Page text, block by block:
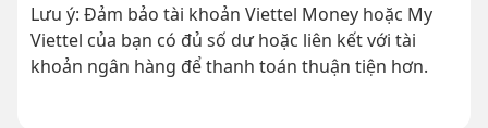
Lưu ý: Đảm bảo tài khoản Viettel Money hoặc My
Viettel của bạn có đủ số dư hoặc liên kết với tài
khoản ngân hàng để thanh toán thuận tiện hơn.